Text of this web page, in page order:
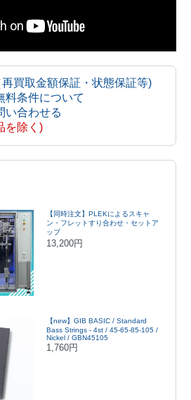
買取金額保証・状態保証等)
料条件について
い合わせる
を除く)
【同時注文】PLEKによるスキャ
ン・フレットすり合わせ・セットア
ップ
13,200円
【new】GIB BASIC / Standard
Bass Strings - 4st / 45-65-85-105 /
Nickel / GBN45105
1,760円